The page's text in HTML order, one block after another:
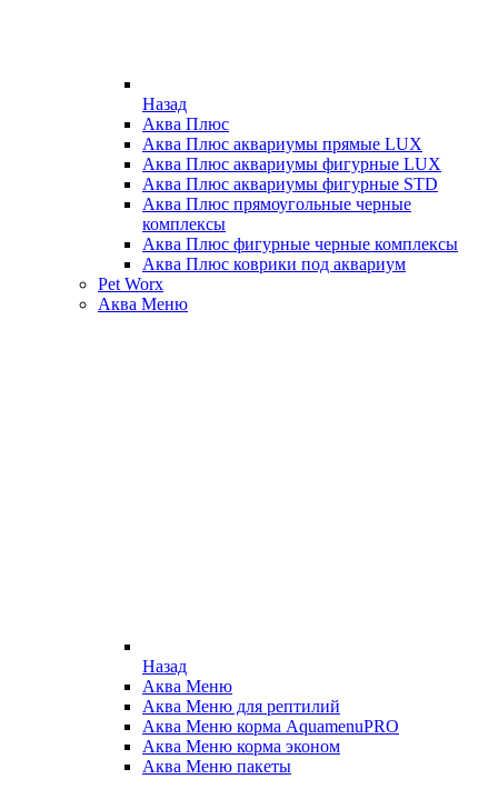
Назад
Аква Плюс
Аква Плюс аквариумы прямые LUX
Аква Плюс аквариумы фигурные LUX
Аква Плюс аквариумы фигурные STD
Аква Плюс прямоугольные черные
комплексы
Аква Плюс фигурные черные комплексы
Аква Плюс коврики под аквариум
Pet Worx
Аква Меню
Назад
Аква Меню
Аква Меню для рептилий
Аква Меню корма AquamenuPRO
Аква Меню корма эконом
Аква Меню пакеты